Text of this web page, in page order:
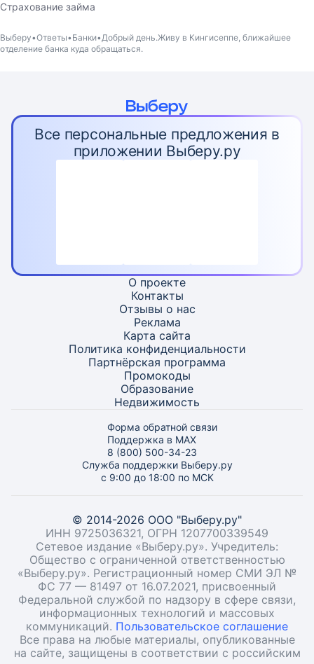
Страхование займа
Выберу Ответы Банки Добрый день.Живу в Кингисеппе, ближайшее
отделение банка куда обращаться.
Все персональные предложения в
приложении Выберу.ру
О проекте
Контакты
Отзывы о нас
Реклама
Карта сайта
Политика конфиденциальности
Партнёрская программа
Промокоды
Образование
Недвижимость
Форма обратной связи
Поддержка в MAX
8 (800) 500-34-23
Служба поддержки Выберу.ру
с 9:00 до 18:00 по МСК
© 2014-2026 ООО "Выберу.ру"
ИНН 9725036321, ОГРН 1207700339549
Сетевое издание «Выберу.ру». Учредитель:
Общество с ограниченной ответственностью
«Выберу.ру». Регистрационный номер СМИ ЭЛ №
ФС 77 — 81497 от 16.07.2021, присвоенный
Федеральной службой по надзору в сфере связи,
информационных технологий и массовых
коммуникаций. Пользовательское соглашение
Все права на любые материалы, опубликованные
на сайте, защищены в соответствии с российским